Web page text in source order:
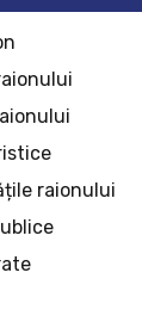
raionului